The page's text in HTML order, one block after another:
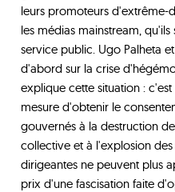
leurs promoteurs
les médias mainstream,
service public. Ugo Palheta
d'abord sur la crise
explique cette situation :
mesure d'obtenir le
gouvernés à la destruction
collective et à l'explosion des
dirigeantes ne peuvent plus
prix d'une fascisation faite